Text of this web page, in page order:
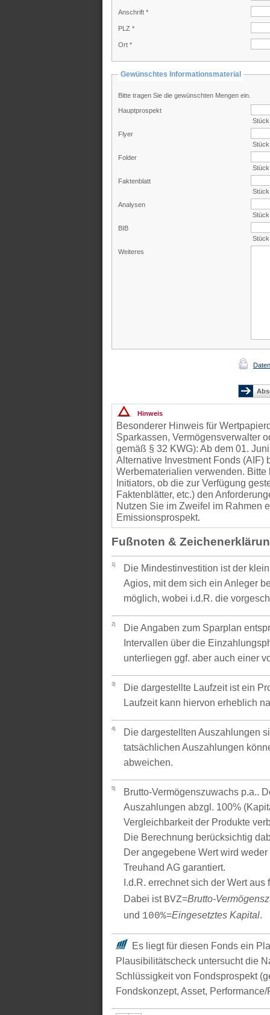
Anschrift *
PLZ *
Ort *
Gewünschtes Informationsmaterial
Bitte tragen Sie die gewünschten Mengen ein.
Hauptprospekt
Stück
Flyer
Stück
Folder
Stück
Faktenblatt
Stück
Analysen
Stück
BIB
Stück
Weiteres
Hinweis
Besonderer Hinweis für
Sparkassen, Vermögensverwalter
gemäß § 32 KWG): Ab dem 01.
Alternative Investment Fonds (AIF)
Werbematerialien verwenden.
Initiators, ob die zur Verfügung
Faktenblätter, etc.) den
Nutzen Sie im Zweifel im Rahmen
Emissionsprospekt.
Fußnoten &
1)
Die Mindestinvestition ist der
Agios, mit dem sich ein Anleger
möglich, wobei i.d.R. die
2)
Die Angaben zum Sparplan
Intervallen über die
unterliegen ggf. aber auch einer
3)
Die dargestellte Laufzeit ist ein
Laufzeit kann hiervon erheblich
4)
Die dargestellten Auszahlungen
tatsächlichen Auszahlungen
abweichen.
5)
Brutto-Vermögenszuwachs p.a..
Auszahlungen abzgl. 100%
Vergleichbarkeit der Produkte
Die Berechnung berücksichtig
Der angegebene Wert wird
Treuhand AG garantiert.
I.d.R. errechnet sich der Wert
Dabei ist BVZ=Brutto-
und 100%=Eingesetztes Kapital.
Es liegt für diesen Fonds ein
Plausibilitätscheck untersucht die
Schlüssigkeit von Fondsprospekt
Fondskonzept, Asset,